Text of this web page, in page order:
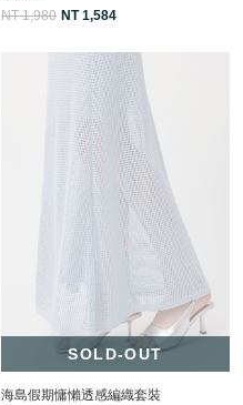
NT 1,980 NT 1,584
SOLD-OUT
海島假期慵懶透感編織套裝